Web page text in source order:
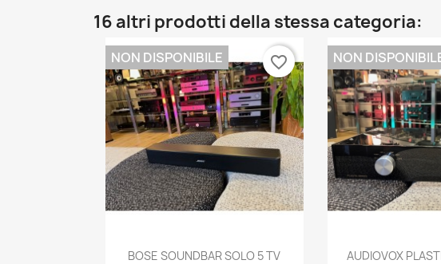
16 altri prodotti della stessa categoria:
 Anteprima
BOSE SOUNDBAR SOLO 5 TV
NON DISPONIBILE favorite_border

AUDIOVOX
NON